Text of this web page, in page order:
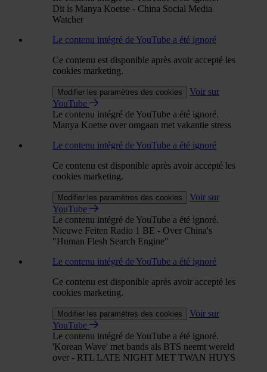
Dit is Manya Koetse - China Social Media
Watcher
Le contenu intégré de YouTube a été ignoré
Ce contenu est disponible après avoir accepté les
cookies marketing.
Modifier les paramètres des cookies
Voir sur
YouTube
Le contenu intégré de YouTube a été ignoré.
Manya Koetse over omgaan met vakantie stress
Le contenu intégré de YouTube a été ignoré
Ce contenu est disponible après avoir accepté les
cookies marketing.
Modifier les paramètres des cookies
Voir sur
YouTube
Le contenu intégré de YouTube a été ignoré.
Nieuwe Feiten Radio 1 BE - Over China's
"Human Flesh Search Engine"
Le contenu intégré de YouTube a été ignoré
Ce contenu est disponible après avoir accepté les
cookies marketing.
Modifier les paramètres des cookies
Voir sur
YouTube
Le contenu intégré de YouTube a été ignoré.
'Korean Wave' met bands als BTS neemt wereld
over - RTL LATE NIGHT MET TWAN HUYS